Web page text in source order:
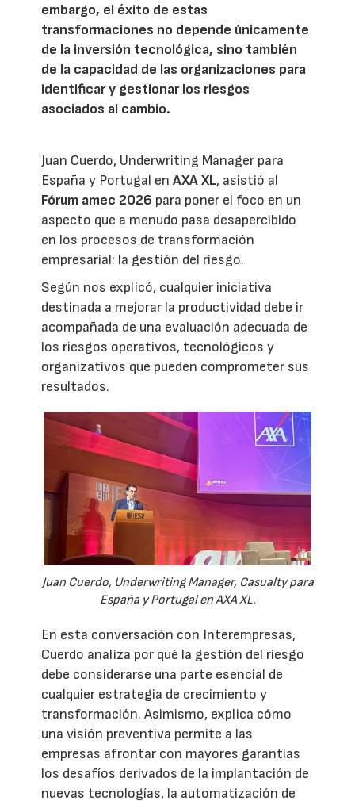
embargo, el éxito de estas
transformaciones no depende únicamente
de la inversión tecnológica, sino también
de la capacidad de las organizaciones para
identificar y gestionar los riesgos
asociados al cambio.
Juan Cuerdo, Underwriting Manager para
España y Portugal enAXA XL, asistió al
Fórum amec 2026 para poner el foco en un
aspecto que a menudo pasa desapercibido
en los procesos de transformación
empresarial: la gestión del riesgo.
Según nos explicó, cualquier iniciativa
destinada a mejorar la productividad debe ir
acompañada de una evaluación adecuada de
los riesgos operativos, tecnológicos y
organizativos que pueden comprometer sus
resultados.
Juan Cuerdo, Underwriting Manager, Casualty para
España y Portugal en AXA XL.
En esta conversación con Interempresas,
Cuerdo analiza por qué la gestión del riesgo
debe considerarse una parte esencial de
cualquier estrategia de crecimiento y
transformación. Asimismo, explica cómo
una visión preventiva permite a las
empresas afrontar con mayores garantías
los desafíos derivados de la implantación de
nuevas tecnologías, la automatización de